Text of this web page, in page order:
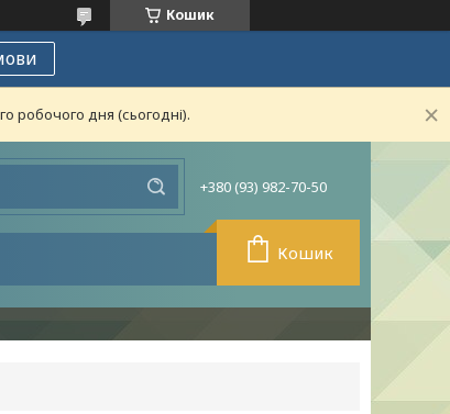
Кошик
робочого дня (сьогодні).
+380 (93) 982-70-50
Кошик